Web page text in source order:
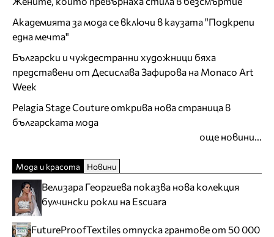
Академията за мода се включи в каузата "Подкрепи
една мечта"
Български и чуждестранни художници бяха
представени от Десислава Зафирова на Monaco Art
Week
Pelagia Stage Couture открива нова страница в
българската мода
още новини...
Мода и красота Новини
Велизара Георгиева показва нова колекция
булчински рокли на Escuara
FutureProofTextiles отпуска грантове от 50 000